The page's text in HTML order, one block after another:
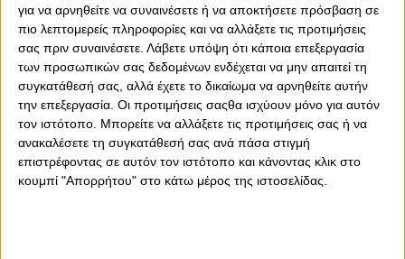
για να αρνηθείτε να συναινέσετε ή να αποκτήσετε πρόσβαση σε
πιο λεπτομερείς πληροφορίες και να αλλάξετε τις προτιμήσεις
σας πριν συναινέσετε. Λάβετε υπόψη ότι κάποια επεξεργασία
των προσωπικών σας δεδομένων ενδέχεται να μην απαιτεί τη
συγκατάθεσή σας, αλλά έχετε το δικαίωμα να αρνηθείτε αυτήν
την επεξεργασία. Οι προτιμήσεις σαςθα ισχύουν μόνο για αυτόν
τον ιστότοπο. Μπορείτε να αλλάξετε τις προτιμήσεις σας ή να
ανακαλέσετε τη συγκατάθεσή σας ανά πάσα στιγμή
επιστρέφοντας σε αυτόν τον ιστότοπο και κάνοντας κλικ στο
κουμπί "Απορρήτου" στο κάτω μέρος της ιστοσελίδας.
Στο πένθος βυθίστηκε η οικογένεια του Ολυμπιακού με
το θάνατο του Θόδωρου Νικολαΐδη. Μάλιστα,
ανακοίνωση εξέδωσε και ο Ερασιτέχνης. Αναλυτικά: "Η
οικογένεια του ΟΛΥΜΠΙΑΚΟΥ συμμετέχει στο πένθος για
το χαμό ενός σπουδαίου μέλους της ερυθρόλευκης
οικογένειας, του ιστορικού εκδότη του Φωτός,
Θεόδωρου Νικολαΐδη. Μεσίστιες οι ερυθρόλευκες
σημαίες για έναν άνθρωπο που συνέδεσε άρρηκτα το
διάβα της ζωής του με τον ΟΛΥΜΠΙΑΚΟ.